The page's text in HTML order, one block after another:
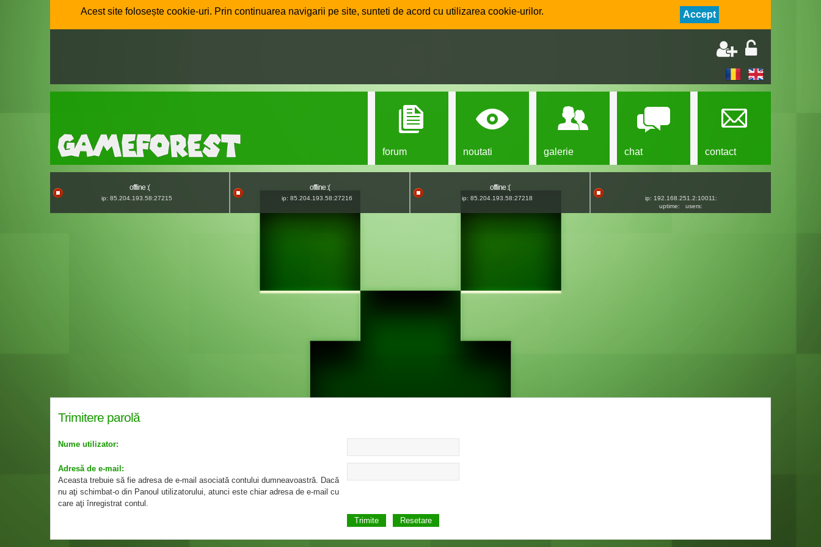
Acest site folosește cookie-uri. Prin continuarea navigarii pe site, sunteti de acord cu utilizarea cookie-urilor. Accept
forum noutati galerie chat contact
offline :(
ip: 85.204.193.58:27215
offline :(
ip: 85.204.193.58:27216
offline :(
ip: 85.204.193.58:27218
ip: 192.168.251.2:10011:
uptime:
users:
Trimitere parolă
Nume utilizator:
Adresă de e-mail:
Aceasta trebuie să fie adresa de e-mail asociată contului dumneavoastră. Dacă
nu aţi schimbat-o din Panoul utilizatorului, atunci este chiar adresa de e-mail cu
care aţi înregistrat contul.